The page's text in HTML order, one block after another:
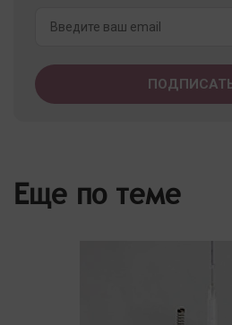
Еще по теме